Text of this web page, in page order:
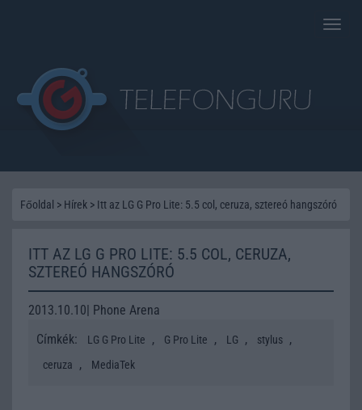
Toggle
Főoldal > Hírek > Itt az LG G Pro Lite: 5.5 col, ceruza, sztereó hangszóró
ITT AZ LG G PRO LITE: 5.5 COL, CERUZA,
SZTEREÓ HANGSZÓRÓ
2013.10.10| Phone Arena
Címkék:
LG G Pro Lite , G Pro Lite , LG , stylus ,
ceruza , MediaTek